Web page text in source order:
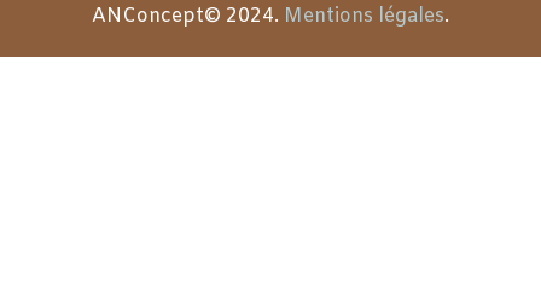
ANConcept© 2024. Mentions légales.